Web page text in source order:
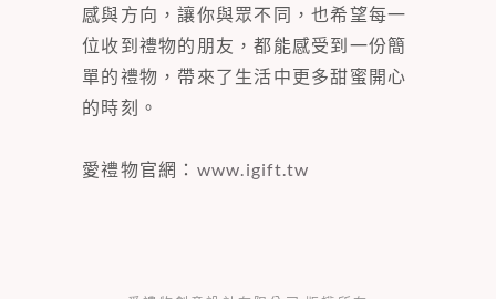
感與方向，讓你與眾不同，也希望每一
位收到禮物的朋友，都能感受到一份簡
單的禮物，帶來了生活中更多甜蜜開心
的時刻。
愛禮物官網： www.igift.tw